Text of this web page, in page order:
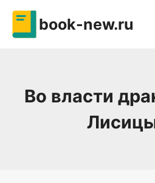
Перейти
содержимому
book-new.ru
Во власти